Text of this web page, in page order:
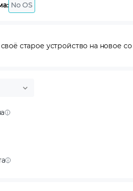
No OS
старое устройство на новое со